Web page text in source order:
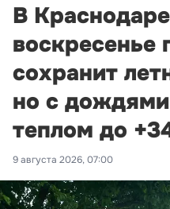
В
воскресенье
сохранит
но с
теплом до
9 августа 2026, 07:00